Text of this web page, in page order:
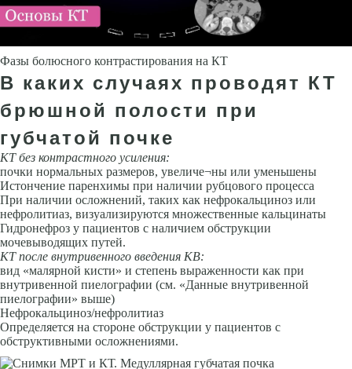
Фазы болюсного контрастирования на КТ
В каких случаях проводят КТ
брюшной полости при
губчатой почке
КТ без контрастного усиления:
почки нормальных размеров, увеличе¬ны или уменьшены
Истончение паренхимы при наличии рубцового процесса
При наличии осложнений, таких как нефрокальциноз или
нефролитиаз, визуализируются множественные кальцинаты
Гидронефроз у пациентов с наличием обструкции
мочевыводящих путей.
КТ после внутривенного введения КВ:
вид «малярной кисти» и степень выраженности как при
внутривенной пиелографии (см. «Данные внутривенной
пиелографии» выше)
Нефрокальциноз/нефролитиаз
Определяется на стороне обструкции у пациентов с
обструктивными осложнениями.